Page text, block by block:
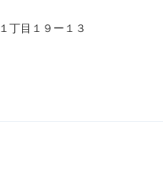
丁目１９ー１３